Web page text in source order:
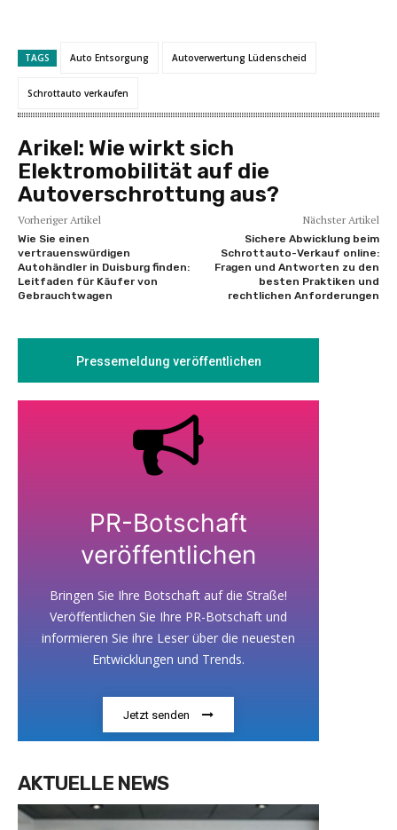
TAGS Auto Entsorgung Autoverwertung Lüdenscheid
Schrottauto verkaufen
Arikel: Wie wirkt sich
Elektromobilität auf die
Autoverschrottung aus?
Vorheriger Artikel
Wie Sie einen
vertrauenswürdigen
Autohändler in Duisburg finden:
Leitfaden für Käufer von
Gebrauchtwagen
Nächster Artikel
Sichere Abwicklung beim
Schrottauto-Verkauf online:
Fragen und Antworten zu den
besten Praktiken und
rechtlichen Anforderungen
Pressemeldung veröffentlichen
PR-Botschaft
veröffentlichen
Bringen Sie Ihre Botschaft auf die Straße!
Veröffentlichen Sie Ihre PR-Botschaft und
informieren Sie ihre Leser über die neuesten
Entwicklungen und Trends.
Jetzt senden
AKTUELLE NEWS